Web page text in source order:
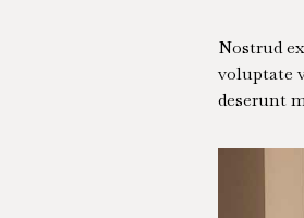
Nostrud
voluptate
deserunt